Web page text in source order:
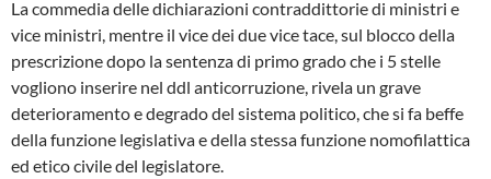
La commedia delle dichiarazioni contraddittorie di ministri e
vice ministri, mentre il vice dei due vice tace, sul blocco della
prescrizione dopo la sentenza di primo grado che i 5 stelle
vogliono inserire nel ddl anticorruzione, rivela un grave
deterioramento e degrado del sistema politico, che si fa beffe
della funzione legislativa e della stessa funzione nomofilattica
ed etico civile del legislatore.